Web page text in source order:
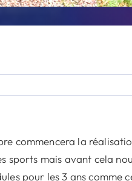
commencera la
sports mais avant cela
pour les 3 ans comme